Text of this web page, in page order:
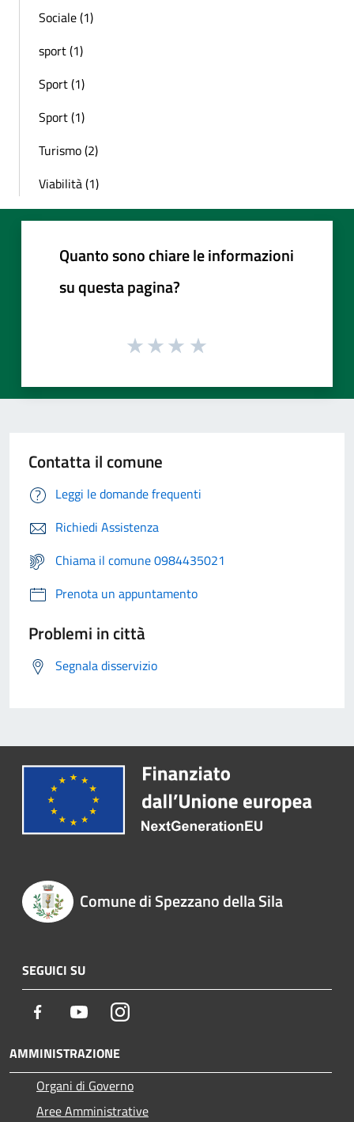
Sociale (1)
sport (1)
Sport (1)
Sport (1)
Turismo (2)
Viabilità (1)
Quanto sono chiare le informazioni
su questa pagina?
Contatta il comune
Leggi le domande frequenti
Richiedi Assistenza
Chiama il comune 0984435021
Prenota un appuntamento
Problemi in città
Segnala disservizio
Comune di Spezzano della Sila
SEGUICI SU
Facebook YoutubeInstagram
AMMINISTRAZIONE
Organi di Governo
Aree Amministrative